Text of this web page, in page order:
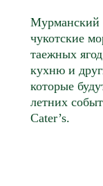
Мурманский
чукотские
таежных
кухню и
которые
летних
Cater’s.